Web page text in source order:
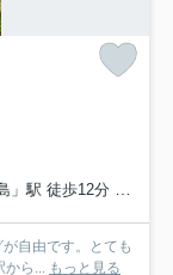
」駅 徒歩12分
自由です。とても
から... もっと見る